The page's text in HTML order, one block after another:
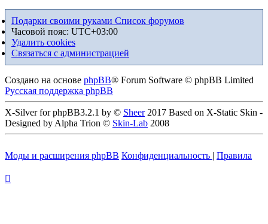
Подарки своими руками Список форумов
Часовой пояс: UTC+03:00
Удалить cookies
Связаться с администрацией
Создано на основе phpBB® Forum Software © phpBB Limited
Русская поддержка phpBB
X-Silver for phpBB3.2.1 by © Sheer2017 Based on X-Static Skin -
Designed by Alpha Trion © Skin-Lab 2008
Моды и расширения phpBB Конфиденциальность | Правила